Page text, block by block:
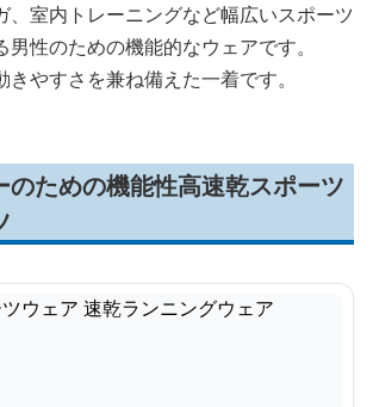
、室内トレーニングなど幅広いスポーツ
男性のための機能的なウェアです。
きやすさを兼ね備えた一着です。
のための機能性高速乾スポーツ